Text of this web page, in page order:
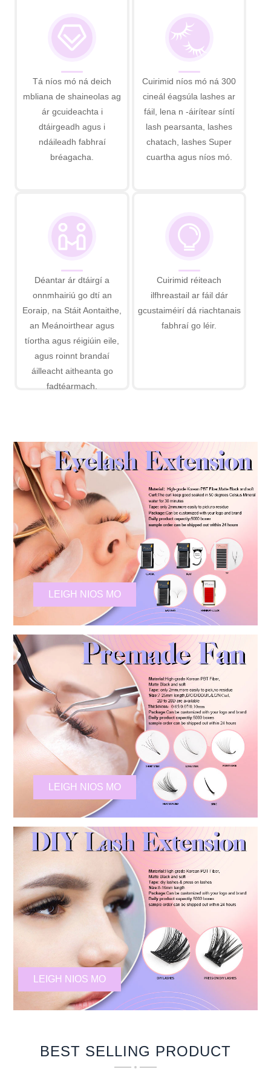
Tá níos mó ná deich
mbliana de shaineolas ag
ár gcuideachta i
dtáirgeadh agus i
ndáileadh fabhraí
bréagacha.
Cuirimid níos mó ná 300
cineál éagsúla lashes ar
fáil, lena n -áirítear síntí
lash pearsanta, lashes
chatach, lashes Super
cuartha agus níos mó.
Déantar ár dtáirgí a
onnmhairiú go dtí an
Eoraip, na Stáit Aontaithe,
an Meánoirthear agus
tíortha agus réigiúin eile,
agus roinnt brandaí
áilleacht aitheanta go
fadtéarmach.
Cuirimid réiteach
ilfhreastail ar fáil dár
gcustaiméirí dá riachtanais
fabhraí go léir.
LEIGH NIOS MO
LEIGH NIOS MO
LEIGH NIOS MO
BEST SELLING PRODUCT